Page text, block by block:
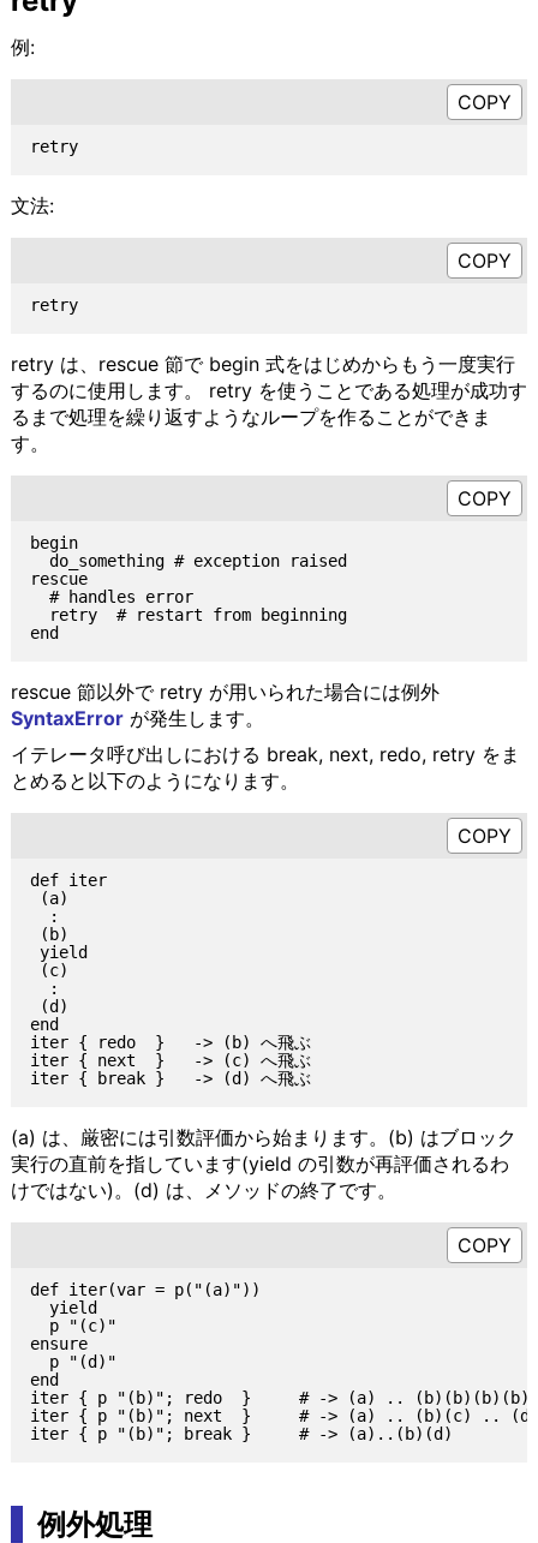
例:
retry
文法:
retry
retry は、rescue 節で begin 式をはじめからもう一度実行
するのに使用します。 retry を使うことである処理が成功す
るまで処理を繰り返すようなループを作ることができま
す。
begin
  do_something # exception raised
rescue
  # handles error
  retry  # restart from beginning
rescue 節以外で retry が用いられた場合には例外
SyntaxErrorが発生します。
イテレータ呼び出しにおける break, next, redo, retry をま
とめると以下のようになります。
def iter
(a)
  :
(b)
yield
(c)
  :
(d)
end
iter { redo  }   -> (b) へ飛ぶ
iter { next  }   -> (c) へ飛ぶ
(a) は、厳密には引数評価から始まります。(b) はブロック
実行の直前を指しています(yield の引数が再評価されるわ
けではない)。(d) は、メソッドの終了です。
def iter(var = p("(a)"))
  yield
  p "(c)"
ensure
  p "(d)"
end
iter { p "(b)"; redo  }     # -> (a) ..
iter { p "(b)"; next  }     # -> (a) .. (b)(c) .. (d)
例外処理